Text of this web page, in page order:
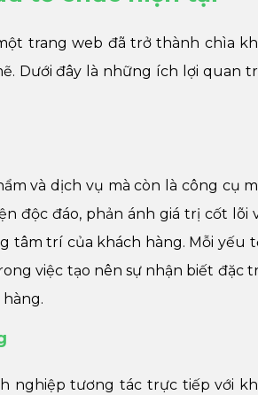
trang web đã trở thành chìa
Dưới đây là những ích lợi quan
và dịch vụ mà còn là công cụ
độc đáo, phản ánh giá trị cốt lõi
trí của khách hàng. Mỗi yếu
việc tạo nên sự nhận biết đặc
nghiệp tương tác trực tiếp với